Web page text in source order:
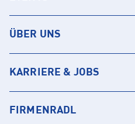
ÜBER UNS
KARRIERE & JOBS
FIRMENRADL